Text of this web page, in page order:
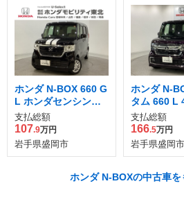
ホンダ N-BOX 660 G
L ホンダセンシング
4WD
支払総額
107.9万円
岩手県盛岡市
ホンダ N-
タム 660 L
支払総額
166.5万円
岩手県盛岡市
ホンダ N-BOXの中古車を